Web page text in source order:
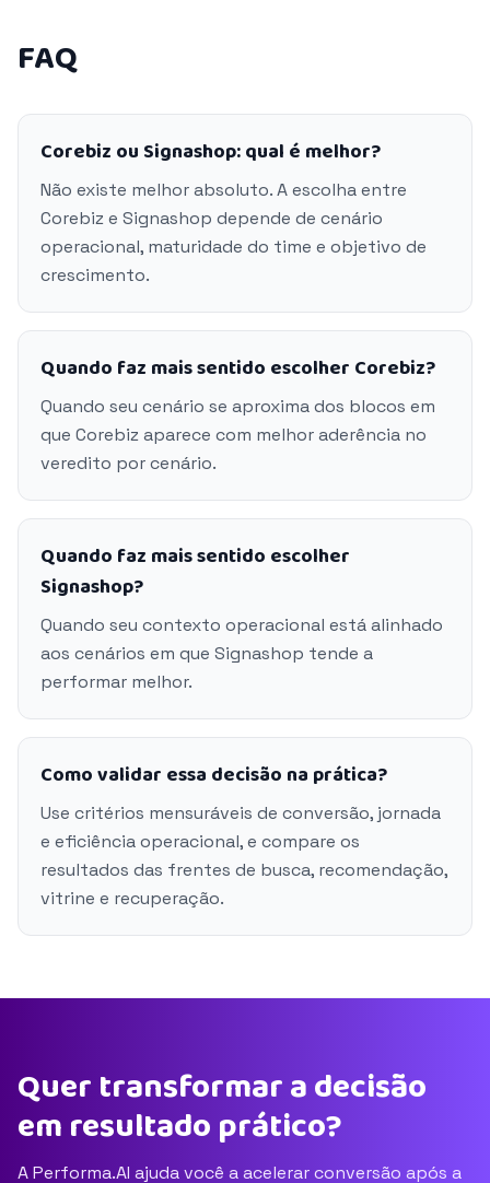
FAQ
Corebiz ou Signashop: qual é melhor?
Não existe melhor absoluto. A escolha entre
Corebiz e Signashop depende de cenário
operacional, maturidade do time e objetivo de
crescimento.
Quando faz mais sentido escolher Corebiz?
Quando seu cenário se aproxima dos blocos em
que Corebiz aparece com melhor aderência no
veredito por cenário.
Quando faz mais sentido escolher
Signashop?
Quando seu contexto operacional está alinhado
aos cenários em que Signashop tende a
performar melhor.
Como validar essa decisão na prática?
Use critérios mensuráveis de conversão, jornada
e eficiência operacional, e compare os
resultados das frentes de busca, recomendação,
vitrine e recuperação.
Quer transformar a decisão
em resultado prático?
A Performa.AI ajuda você a acelerar conversão após a